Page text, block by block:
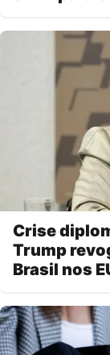
Crise
Trump
Brasil nos